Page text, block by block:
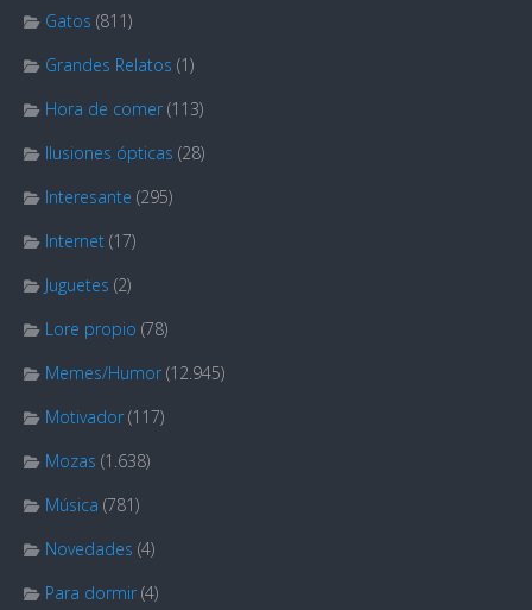
Gatos (811)
Grandes Relatos (1)
Hora de comer (113)
Ilusiones ópticas (28)
Interesante (295)
Internet (17)
Juguetes (2)
Lore propio (78)
Memes/Humor (12.945)
Motivador (117)
Mozas (1.638)
Música (781)
Novedades (4)
Para dormir (4)